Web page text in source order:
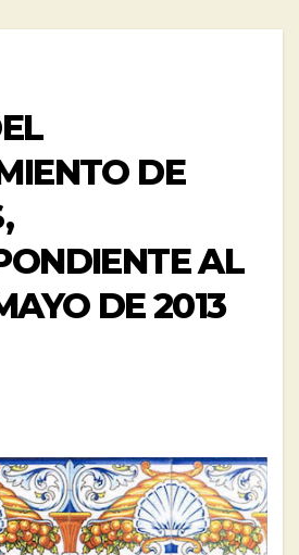
DE
AL
DE 2013